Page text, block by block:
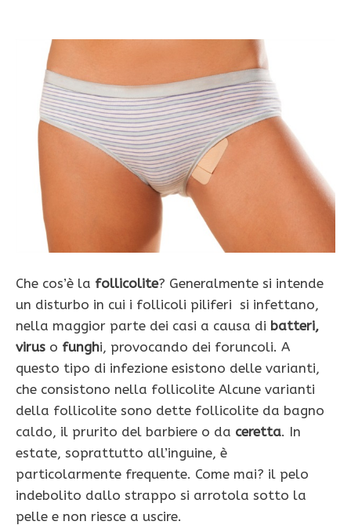
Che cos’è la follicolite? Generalmente si intende
un disturbo in cui i follicoli piliferi si infettano,
nella maggior parte dei casi a causa di batteri,
virus o funghi, provocando dei foruncoli. A
questo tipo di infezione esistono delle varianti,
che consistono nella follicolite Alcune varianti
della follicolite sono dette follicolite da bagno
caldo, il prurito del barbiere o da ceretta. In
estate, soprattutto all’inguine, è
particolarmente frequente. Come mai? il pelo
indebolito dallo strappo si arrotola sotto la
pelle e non riesce a uscire.